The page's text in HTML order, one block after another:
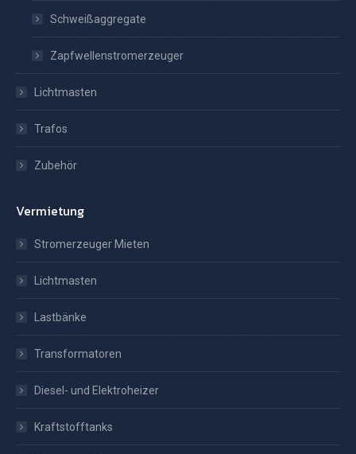
Schweißaggregate
Zapfwellenstromerzeuger
Lichtmasten
Trafos
Zubehör
Vermietung
Stromerzeuger Mieten
Lichtmasten
Lastbänke
Transformatoren
Diesel- und Elektroheizer
Kraftstofftanks